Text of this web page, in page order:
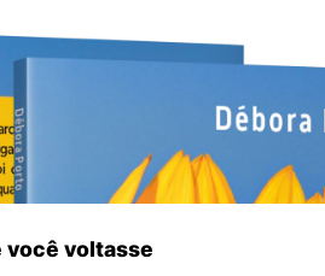
você voltasse